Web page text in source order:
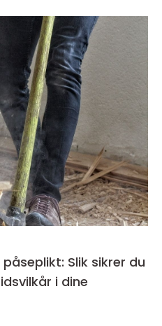
Slik sikrer du
i dine